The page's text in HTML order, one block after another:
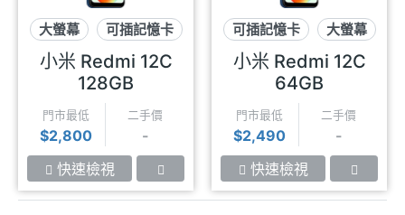
大螢幕 可插記憶卡
小米 Redmi 12C
128GB
門市最低
$2,800
二手價
-
快速檢視
可插記憶卡 大螢幕
小米 Redmi 12C
64GB
門市最低
$2,490
二手價
-
快速檢視